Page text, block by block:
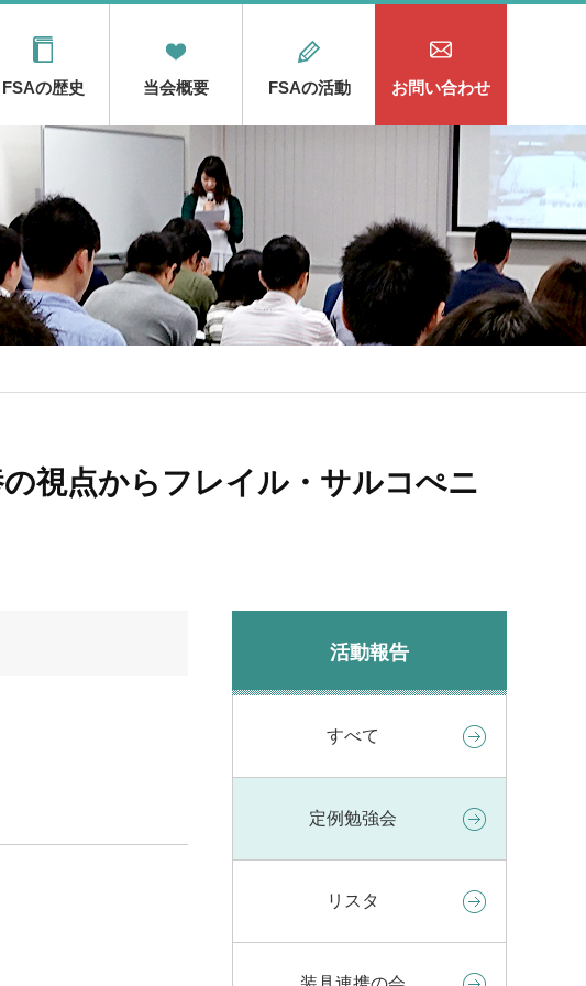
FSAの歴史 当会概要 FSAの活動 お問い合わせ
視点からフレイル・サルコぺニ
活動報告
すべて
定例勉強会
リスタ